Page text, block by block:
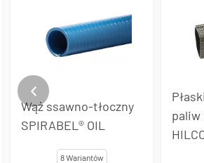
Płaski wąż tłoczny do
paliw i olejów
HILCOFLEX OIL
6 Wariantów